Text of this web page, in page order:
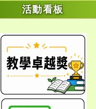
活動看板
link to
link to
link to
link to https://
link to https://
link to https://
link to https://
link to https://
link to https://
link to https://
link to https://
link to https://